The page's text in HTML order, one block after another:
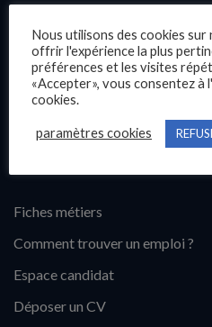
Questions fréquentes
Blog
Fiches métiers
Comment trouver un emploi ?
Espace candidat
Déposer un CV
Nous utilisons des cookies
offrir l'expérience la plus
préférences et les visites
«Accepter», vous consentez à
cookies.
paramètres cookies